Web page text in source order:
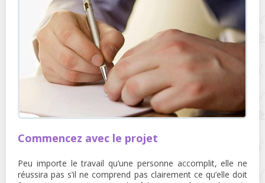
Commencez avec le projet
Peu importe le travail qu’une personne accomplit, elle ne
réussira pas s’il ne comprend pas clairement ce qu’elle doit